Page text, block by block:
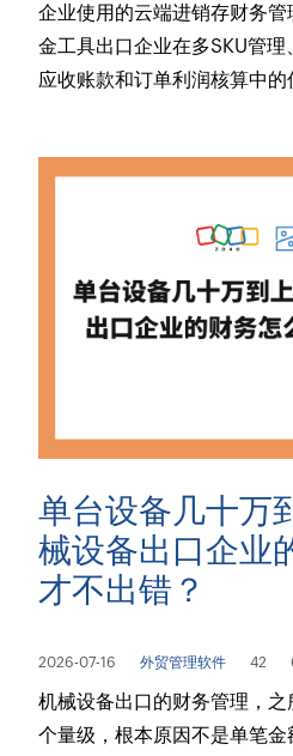
企业使用的云端进销存财务
金工具出口企业在多SKU管
应收账款和订单利润核算中的
单台设备几十万
械设备出口企业
才不出错？
2026-07-16 外贸管理软件 42
机械设备出口的财务管理，
个量级，根本原因不是单笔